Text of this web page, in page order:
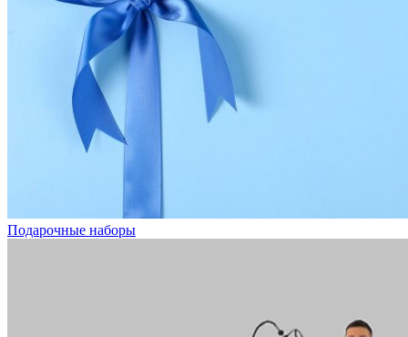
Подарочные наборы